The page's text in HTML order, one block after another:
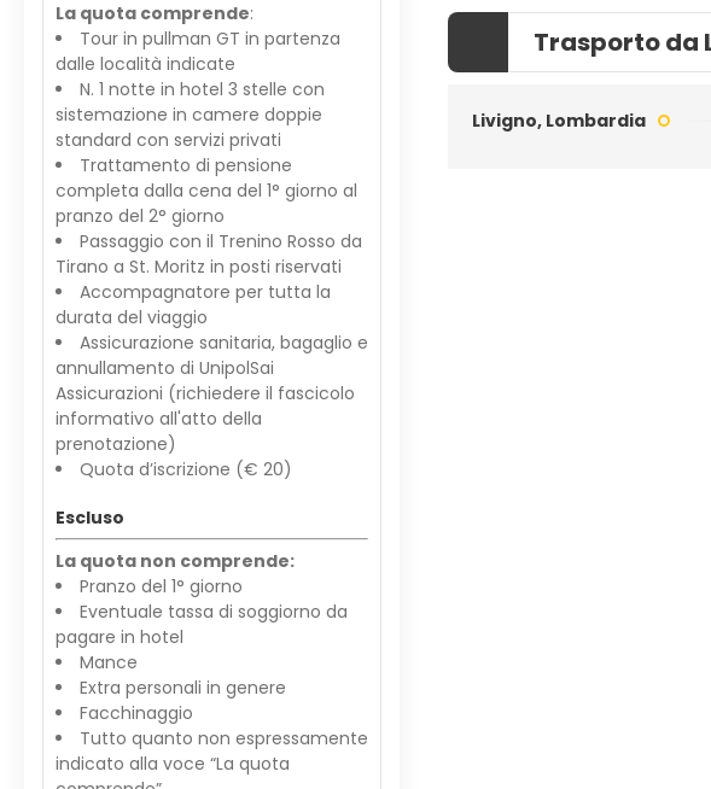
Trasporto da
Livigno, Lombardia
La quota comprende:
Tour in pullman GT in partenza
dalle località indicate
N. 1 notte in hotel 3 stelle con
sistemazione in camere doppie
standard con servizi privati
Trattamento di pensione
completa dalla cena del 1° giorno al
pranzo del 2° giorno
Passaggio con il Trenino Rosso da
Tirano a St. Moritz in posti riservati
Accompagnatore per tutta la
durata del viaggio
Assicurazione sanitaria, bagaglio e
annullamento di UnipolSai
Assicurazioni (richiedere il fascicolo
informativo all'atto della
prenotazione)
Quota d’iscrizione (€ 20)
Escluso
La quota non comprende:
Pranzo del 1° giorno
Eventuale tassa di soggiorno da
pagare in hotel
Mance
Extra personali in genere
Facchinaggio
Tutto quanto non espressamente
indicato alla voce “La quota